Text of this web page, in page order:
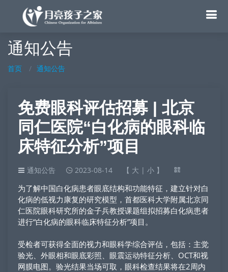
通知公告
首页 通知公告
免费眼科评估招募 | 北京
同仁医院“白化病的眼科临
床特征分析”项目
通知公告 2023-08-14 【 大 | 小 】
为了解中国白化病患者眼底结构和功能特征，建立针对白
化病的低视力康复的研究模型，首都医科大学附属北京同
仁医院眼科研究所的金子兵教授课题组拟招募白化病患者
进行“白化病的眼科临床特征分析”项目。
受检者可获得全面的视力和眼科学综合评估，包括：主觉
验光、外眼相和眼底彩照、眼震运动特征分析、OCT和视
网膜电图。验光结果当场可取，眼科检查结果将在2周内